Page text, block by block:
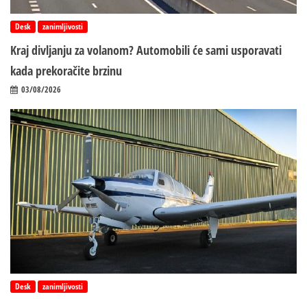
Desk zanimljivosti
Kraj divljanju za volanom? Automobili će sami usporavati
kada prekoračite brzinu
03/08/2026
Desk zanimljivosti